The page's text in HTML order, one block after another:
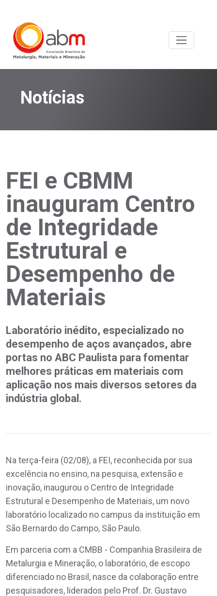
Notícias
FEI e CBMM
inauguram Centro
de Integridade
Estrutural e
Desempenho de
Materiais
Laboratório inédito, especializado no
desempenho de aços avançados, abre
portas no ABC Paulista para fomentar
melhores práticas em materiais com
aplicação nos mais diversos setores da
indústria global.
Na terça-feira (02/08), a FEI, reconhecida por sua
excelência no ensino, na pesquisa, extensão e
inovação, inaugurou o Centro de Integridade
Estrutural e Desempenho de Materiais, um novo
laboratório localizado no campus da instituição em
São Bernardo do Campo, São Paulo.
Em parceria com a CMBB - Companhia Brasileira de
Metalurgia e Mineração, o laboratório, de escopo
diferenciado no Brasil, nasce da colaboração entre
pesquisadores, liderados pelo Prof. Dr. Gustavo